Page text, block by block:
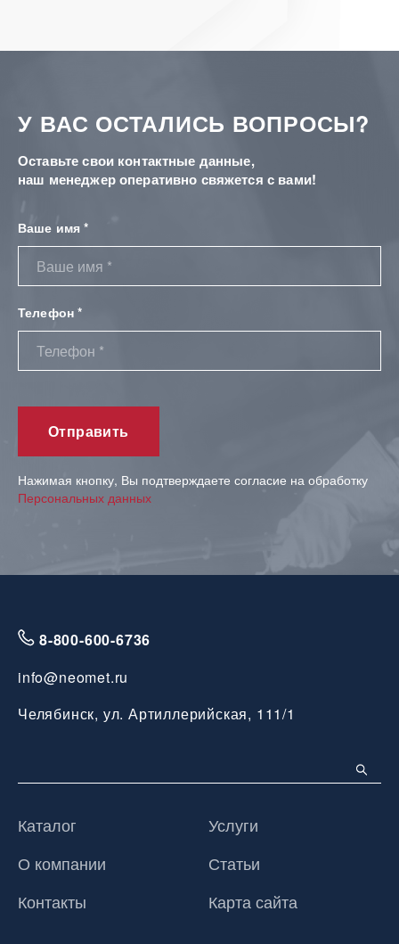
У ВАС ОСТАЛИСЬ ВОПРОСЫ?
Оставьте свои контактные данные,
наш менеджер оперативно свяжется с вами!
Ваше имя *
Телефон *
Нажимая кнопку, Вы подтверждаете согласие на обработку
Персональных данных
8-800-600-6736
info@neomet.ru
Челябинск, ул. Артиллерийская, 111/1
Каталог
Услуги
О компании
Статьи
Контакты
Карта сайта